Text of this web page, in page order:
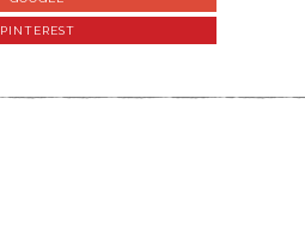
PINTEREST